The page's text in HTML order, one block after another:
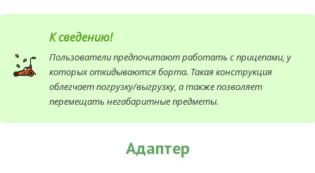
К сведению!
Пользователи предпочитают работать с прицепами, у
которых откидываются борта. Такая конструкция
облегчает погрузку/выгрузку, а также позволяет
перемещать негабаритные предметы.
Адаптер